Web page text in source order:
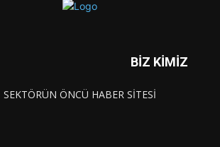
BİZ KİMİZ
SEKTÖRÜN ÖNCÜ HABER SİTESİ